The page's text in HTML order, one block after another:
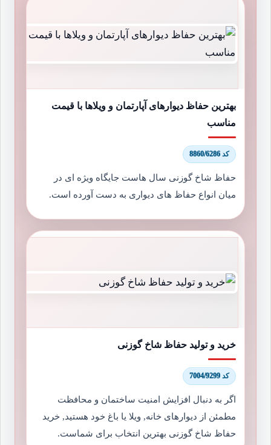
بهترین حفاظ دیوارهای آپارتمان و ویلاها با قیمت
مناسب
کد 8860/6286
حفاظ شاخ گوزنی سال هاست جایگاه ویژه ای در
میان انواع حفاظ های دیواری به دست آورده است.
خرید و تولید حفاظ شاخ گوزنی
کد 7004/9299
اگر به دنبال افزایش امنیت ساختمان و محافظت
مطمئن از دیوارهای خانه, ویلا یا باغ خود هستید, خرید
حفاظ شاخ گوزنی بهترین انتخاب برای شماست.